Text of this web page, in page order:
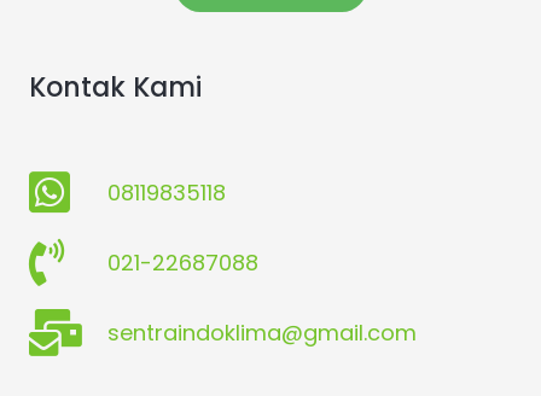
Kontak Kami
08119835118
021-22687088
sentraindoklima@gmail.com